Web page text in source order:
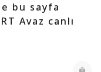
bu sayfa
Avaz canlı